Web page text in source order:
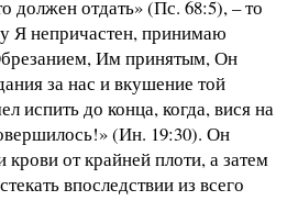
должен отдать» (Пс. 68:5), – то
Я непричастен, принимаю
Им принятым, Он
за нас и вкушение той
испить до конца, когда, вися на
(Ин. 19:30). Он
крови от крайней плоти, а затем
впоследствии из всего